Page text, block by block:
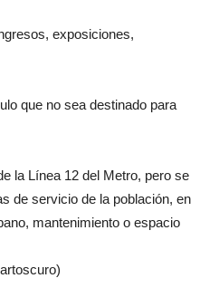
exposiciones,
que no sea destinado para
la Línea 12 del Metro, pero se
de servicio de la población, en
mantenimiento o espacio